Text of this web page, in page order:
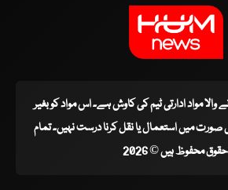
والا مواد ادارتی ٹیم کی کاوش ہے۔ اس مواد کو بغیر
میں استعمال یا نقل کرنا درست نہیں۔ تمام
حقوق محفوظ ہیں © 2026